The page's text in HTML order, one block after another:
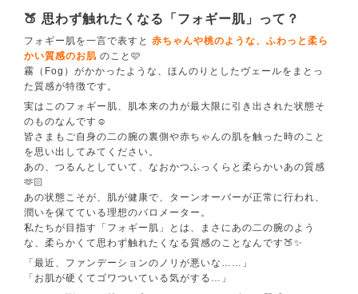
🍑 思わず触れたくなる「フォギー肌」って？
​フォギー肌を一言で表すと赤ちゃんや桃のような、ふわっと柔ら
かい質感のお肌のこと🩷
霧（Fog）がかかったような、ほんのりとしたヴェールをまとっ
た質感が特徴です。
実はこのフォギー肌、肌本来の力が最大限に引き出された状態そ
のものなんです☺️
皆さまもご自身の二の腕の裏側や赤ちゃんの肌を触った時のこと
を思い出してみてください。
あの、つるんとしていて、なおかつふっくらと柔らかいあの質感
🫶🏻
​あの状態こそが、肌が健康で、ターンオーバーが正常に行われ、
潤いを保てている理想のバロメーター。
私たちが目指す「フォギー肌」とは、まさにあの二の腕のよう
な、柔らかくて思わず触れたくなる質感のことなんです🍑✨
「最近、ファンデーションのノリが悪いな……」
「お肌が硬くてゴワついている気がする…」